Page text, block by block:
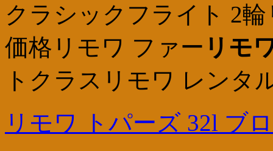
クラシックフライト 2
価格リモワ ファー リモ
トクラスリモワ レンタ
リモワ トパーズ 32l ブ